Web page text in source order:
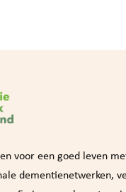
voor een goed leven
dementienetwerken,